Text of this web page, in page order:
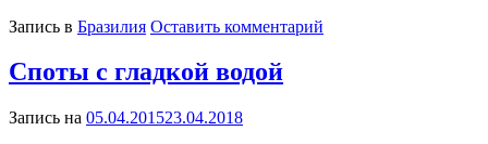
Запись в Бразилия Оставить комментарий
Споты с гладкой водой
Запись на 05.04.201523.04.2018